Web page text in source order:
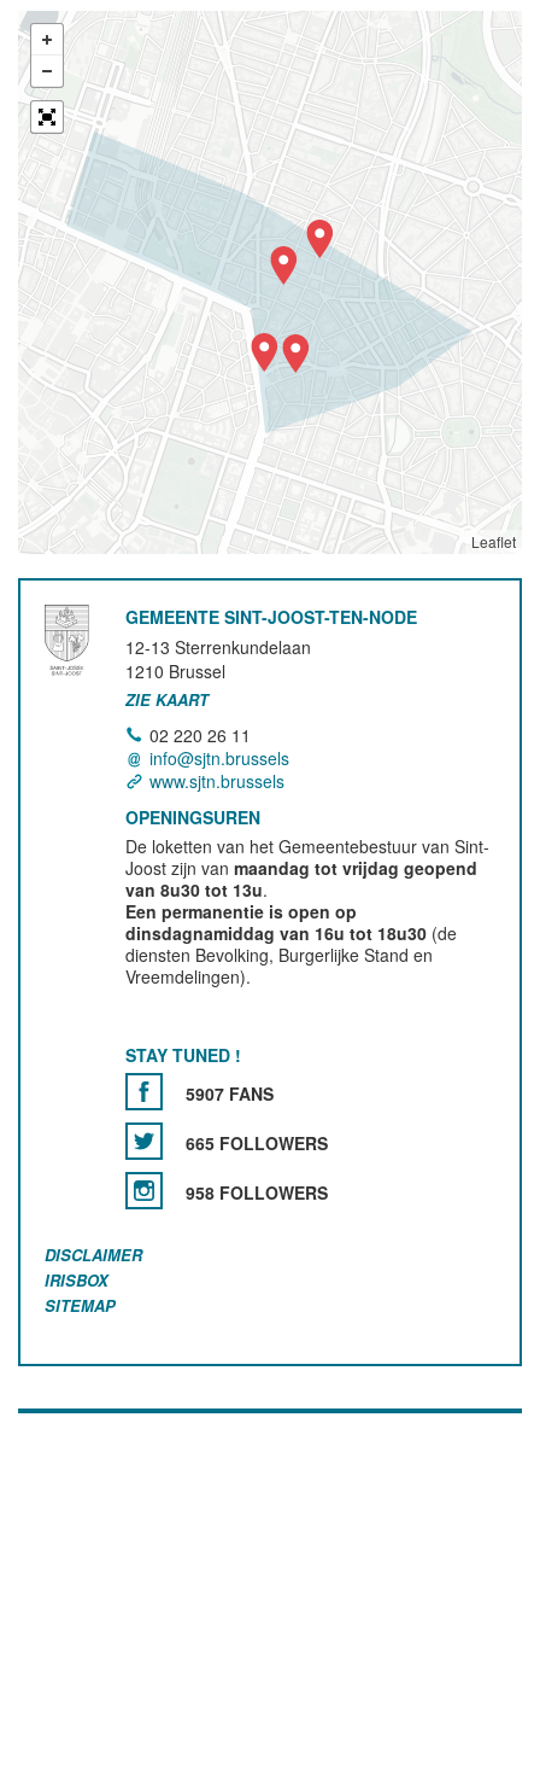
Leaflet
GEMEENTE SINT-JOOST-TEN-NODE
12-13 Sterrenkundelaan
1210 Brussel
ZIE KAART
02 220 26 11
info@sjtn.brussels
www.sjtn.brussels
OPENINGSUREN
De loketten van het Gemeentebestuur van Sint-
Joost zijn vanmaandag tot vrijdag geopend
van 8u30 tot 13u.
Een permanentie is open op
dinsdagnamiddag van 16u tot 18u30 (de
diensten Bevolking, Burgerlijke Stand en
Vreemdelingen).
STAY TUNED !
5907 FANS
665 FOLLOWERS
958 FOLLOWERS
DISCLAIMER
IRISBOX
SITEMAP